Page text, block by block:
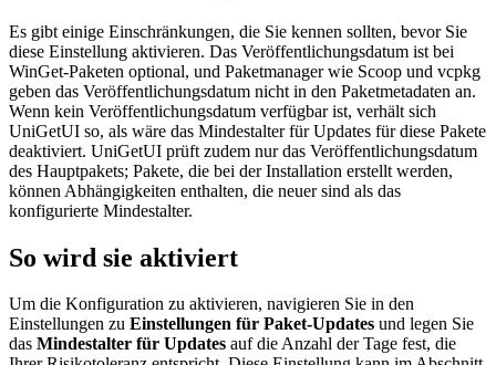
Es gibt einige Einschränkungen, die Sie kennen sollten, bevor Sie
diese Einstellung aktivieren. Das Veröffentlichungsdatum ist bei
WinGet-Paketen optional, und Paketmanager wie Scoop und vcpkg
geben das Veröffentlichungsdatum nicht in den Paketmetadaten an.
Wenn kein Veröffentlichungsdatum verfügbar ist, verhält sich
UniGetUI so, als wäre das Mindestalter für Updates für diese Pakete
deaktiviert. UniGetUI prüft zudem nur das Veröffentlichungsdatum
des Hauptpakets; Pakete, die bei der Installation erstellt werden,
können Abhängigkeiten enthalten, die neuer sind als das
konfigurierte Mindestalter.
So wird sie aktiviert
Um die Konfiguration zu aktivieren, navigieren Sie in den
Einstellungen zu Einstellungen für Paket-Updates und legen Sie
das Mindestalter für Updates auf die Anzahl der Tage fest, die